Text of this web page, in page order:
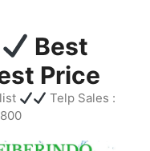
Best
Price
Telp Sales :